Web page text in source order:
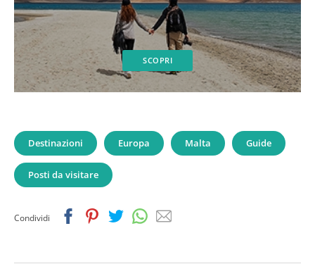
SCOPRI
Destinazioni Europa Malta Guide
Posti da visitare
Condividi FacebookPinterestTwitterWhatsapp
Email